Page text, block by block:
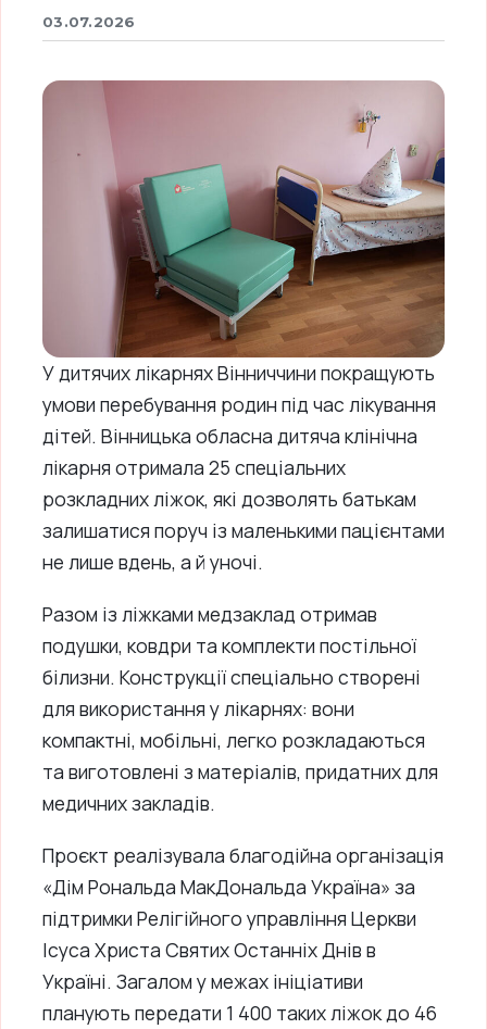
03.07.2026
У дитячих лікарнях Вінниччини покращують
умови перебування родин під час лікування
дітей. Вінницька обласна дитяча клінічна
лікарня отримала 25 спеціальних
розкладних ліжок, які дозволять батькам
залишатися поруч із маленькими пацієнтами
не лише вдень, а й уночі.
Разом із ліжками медзаклад отримав
подушки, ковдри та комплекти постільної
білизни. Конструкції спеціально створені
для використання у лікарнях: вони
компактні, мобільні, легко розкладаються
та виготовлені з матеріалів, придатних для
медичних закладів.
Проєкт реалізувала благодійна організація
«Дім Рональда МакДональда Україна» за
підтримки Релігійного управління Церкви
Ісуса Христа Святих Останніх Днів в
Україні. Загалом у межах ініціативи
планують передати 1 400 таких ліжок до 46